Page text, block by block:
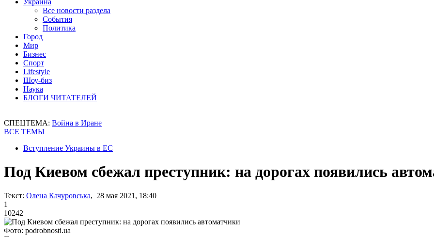
Украина
Все новости раздела
События
Политика
Город
Мир
Бизнес
Спорт
Lifestyle
Шоу-биз
Наука
БЛОГИ ЧИТАТЕЛЕЙ
СПЕЦТЕМА: Война в Иране
ВСЕ ТЕМЫ
Вступление Украины в ЕС
Под Киевом сбежал преступник: на дорогах появились
Текст: Олена Качуровська, 28 мая 2021, 18:40
1
10242
Фото: podrobnosti.ua